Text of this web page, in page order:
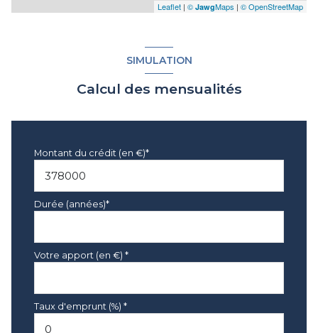
Leaflet | © JawgMaps | © OpenStreetMap
SIMULATION
Calcul des mensualités
Montant du crédit (en €)*
Durée (années)*
Votre apport (en €) *
Taux d'emprunt (%) *